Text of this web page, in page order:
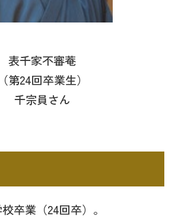
表千家不審菴
（第24回卒業生）
千宗員さん
卒業（24回卒）。